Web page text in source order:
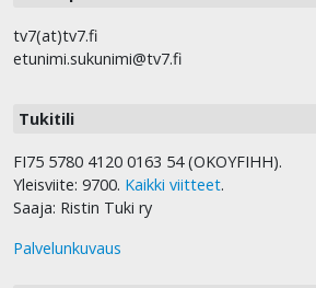
tv7(at)tv7.fi
etunimi.sukunimi@tv7.fi
Tukitili
FI75 5780 4120 0163 54 (OKOYFIHH).
Yleisviite: 9700. Kaikki viitteet.
Saaja: Ristin Tuki ry
Palvelunkuvaus